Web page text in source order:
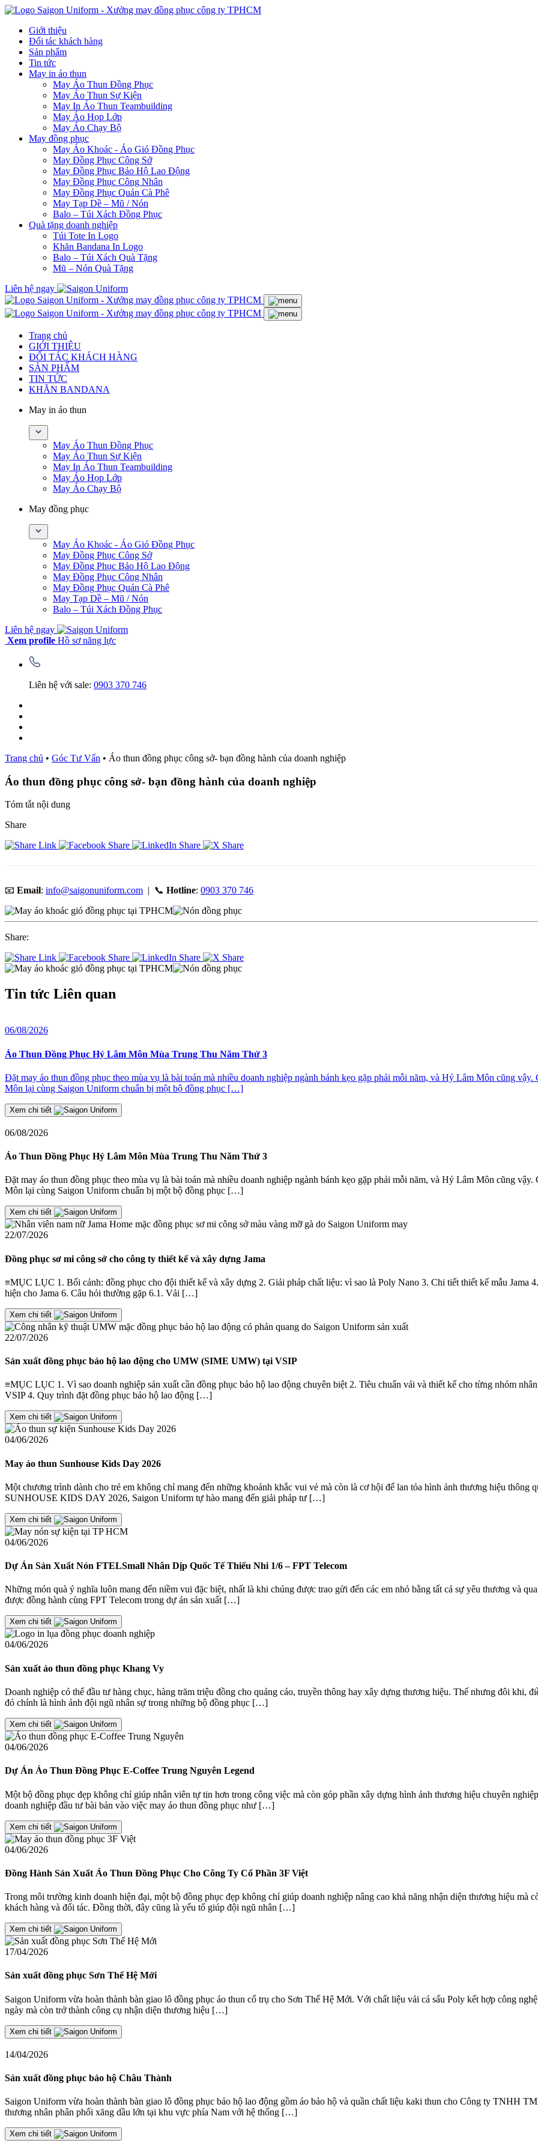
Giới thiệu
Đối tác khách hàng
Sản phẩm
Tin tức
May in áo thun
May Áo Thun Đồng Phục
May Áo Thun Sự Kiện
May In Áo Thun Teambuilding
May Áo Họp Lớp
May Áo Chạy Bộ
May đồng phục
May Áo Khoác - Áo Gió Đồng Phục
May Đồng Phục Công Sở
May Đồng Phục Bảo Hộ Lao Động
May Đồng Phục Công Nhân
May Đồng Phục Quán Cà Phê
May Tạp Dề – Mũ / Nón
Balo – Túi Xách Đồng Phục
Quà tặng doanh nghiệp
Túi Tote In Logo
Khăn Bandana In Logo
Balo – Túi Xách Quà Tặng
Mũ – Nón Quà Tặng
Liên hệ ngay
Trang chủ
GIỚI THIỆU
ĐỐI TÁC KHÁCH HÀNG
SẢN PHẨM
TIN TỨC
KHĂN BANDANA
May in áo thun
May Áo Thun Đồng Phục
May Áo Thun Sự Kiện
May In Áo Thun Teambuilding
May Áo Họp Lớp
May Áo Chạy Bộ
May đồng phục
May Áo Khoác - Áo Gió Đồng Phục
May Đồng Phục Công Sở
May Đồng Phục Bảo Hộ Lao Động
May Đồng Phục Công Nhân
May Đồng Phục Quán Cà Phê
May Tạp Dề – Mũ / Nón
Balo – Túi Xách Đồng Phục
Liên hệ ngay
Xem profile Hồ sơ năng lực
Liên hệ với sale: 0903 370 746
Trang chủ • Góc Tư Vấn • Áo thun đồng phục công sở- bạn đồng hành của doanh nghiệp
Áo thun đồng phục công sở- bạn đồng hành của doanh nghiệp
Tóm tắt nội dung
Share
📧 Email: info@saigonuniform.com | 📞 Hotline: 0903 370 746
Share:
Tin tức Liên quan
06/08/2026
Áo Thun Đồng Phục Hỷ Lâm Môn Mùa Trung Thu Năm Thứ 3
Đặt may áo thun đồng phục theo mùa vụ là bài toán mà nhiều doanh nghiệp ngành bánh kẹo gặp phải mỗi năm, và Hỷ Lâm Môn cũng
Môn lại cùng Saigon Uniform chuẩn bị một bộ đồng phục […]
Xem chi tiết
06/08/2026
Áo Thun Đồng Phục Hỷ Lâm Môn Mùa Trung Thu Năm Thứ 3
Đặt may áo thun đồng phục theo mùa vụ là bài toán mà nhiều doanh nghiệp ngành bánh kẹo gặp phải mỗi năm, và Hỷ Lâm Môn cũng
Môn lại cùng Saigon Uniform chuẩn bị một bộ đồng phục […]
Xem chi tiết
22/07/2026
Đồng phục sơ mi công sở cho công ty thiết kế và xây dựng Jama
≡MỤC LỤC 1. Bối cảnh: đồng phục cho đội thiết kế và xây dựng 2. Giải pháp chất liệu: vì sao là Poly Nano 3. Chi tiết thiết kế mẫu
hiện cho Jama 6. Câu hỏi thường gặp 6.1. Vải […]
Xem chi tiết
22/07/2026
Sản xuất đồng phục bảo hộ lao động cho UMW (SIME UMW) tại VSIP
≡MỤC LỤC 1. Vì sao doanh nghiệp sản xuất cần đồng phục bảo hộ lao động chuyên biệt 2. Tiêu chuẩn vải và thiết kế cho từng nhóm
VSIP 4. Quy trình đặt đồng phục bảo hộ lao động […]
Xem chi tiết
04/06/2026
May áo thun Sunhouse Kids Day 2026
Một chương trình dành cho trẻ em không chỉ mang đến những khoảnh khắc vui vẻ mà còn là cơ hội để lan tỏa hình ảnh thương hiệu
SUNHOUSE KIDS DAY 2026, Saigon Uniform tự hào mang đến giải pháp tư […]
Xem chi tiết
04/06/2026
Dự Án Sản Xuất Nón FTELSmall Nhân Dịp Quốc Tế Thiếu Nhi 1/6 – FPT Telecom
Những món quà ý nghĩa luôn mang đến niềm vui đặc biệt, nhất là khi chúng được trao gửi đến các em nhỏ bằng tất cả sự yêu thương và
được đồng hành cùng FPT Telecom trong dự án sản xuất […]
Xem chi tiết
04/06/2026
Sản xuất áo thun đồng phục Khang Vy
Doanh nghiệp có thể đầu tư hàng chục, hàng trăm triệu đồng cho quảng cáo, truyền thông hay xây dựng thương hiệu. Thế nhưng đôi khi,
đó chính là hình ảnh đội ngũ nhân sự trong những bộ đồng phục […]
Xem chi tiết
04/06/2026
Dự Án Áo Thun Đồng Phục E-Coffee Trung Nguyên Legend
Một bộ đồng phục đẹp không chỉ giúp nhân viên tự tin hơn trong công việc mà còn góp phần xây dựng hình ảnh thương hiệu chuyên
doanh nghiệp đầu tư bài bản vào việc may áo thun đồng phục như […]
Xem chi tiết
04/06/2026
Đồng Hành Sản Xuất Áo Thun Đồng Phục Cho Công Ty Cổ Phần 3F Việt
Trong môi trường kinh doanh hiện đại, một bộ đồng phục đẹp không chỉ giúp doanh nghiệp nâng cao khả năng nhận diện thương hiệu mà
khách hàng và đối tác. Đồng thời, đây cũng là yếu tố giúp đội ngũ nhân […]
Xem chi tiết
17/04/2026
Sản xuất đồng phục Sơn Thế Hệ Mới
Saigon Uniform vừa hoàn thành bàn giao lô đồng phục áo thun cổ trụ cho Sơn Thế Hệ Mới. Với chất liệu vải cá sấu Poly kết hợp công
ngày mà còn trở thành công cụ nhận diện thương hiệu […]
Xem chi tiết
14/04/2026
Sản xuất đồng phục bảo hộ Châu Thành
Saigon Uniform vừa hoàn thành bàn giao lô đồng phục bảo hộ lao động gồm áo bảo hộ và quần chất liệu kaki thun cho Công ty TNHH
thương nhân phân phối xăng dầu lớn tại khu vực phía Nam với hệ thống […]
Xem chi tiết